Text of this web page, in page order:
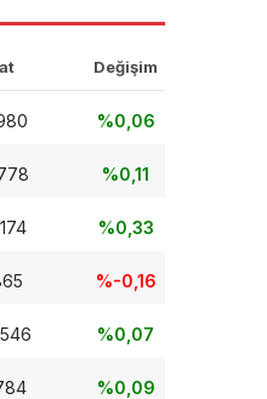
Değişim
%0,06
%0,11
%0,33
%-0,16
%0,07
%0,09